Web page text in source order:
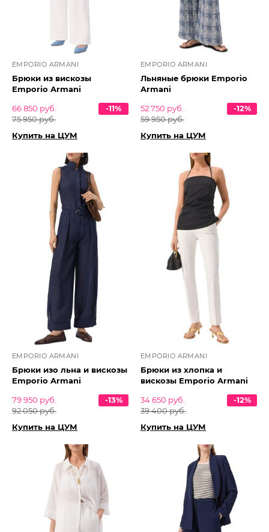
EMPORIO ARMANI
Брюки из вискозы
Emporio Armani
66 850 руб.
75 950 руб.
-11%
Купить на ЦУМ
EMPORIO ARMANI
Льняные брюки Emporio
Armani
52 750 руб.
59 950 руб.
-12%
Купить на ЦУМ
EMPORIO ARMANI
Брюки изо льна и вискозы
Emporio Armani
79 950 руб.
92 050 руб.
-13%
Купить на ЦУМ
EMPORIO ARMANI
Брюки из хлопка и
вискозы Emporio Armani
34 650 руб.
39 400 руб.
-12%
Купить на ЦУМ